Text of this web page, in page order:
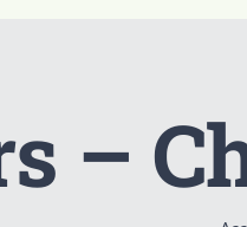
–